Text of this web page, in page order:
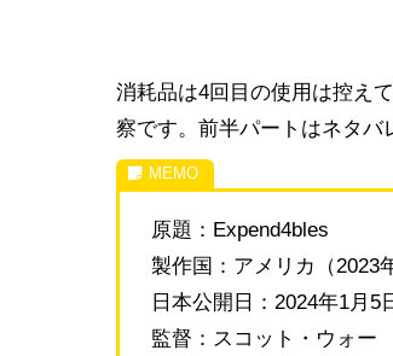
消耗品は4回目の使用は控え
察です。前半パートはネタバ
原題：Expend4bles
製作国：アメリカ（2023
日本公開日：2024年1月5
監督：スコット・ウォー